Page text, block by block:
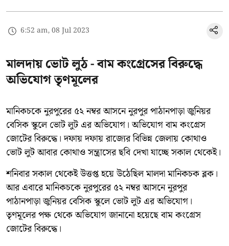
6:52 am, 08 Jul 2023
মালদায় ভোট লুঠ - বাম কংগ্রেসের বিরুদ্ধে
অভিযোগ তৃণমূলের
মানিকচকে নুরপুরের ৫২ নম্বর আসনে নুরপুর পাঠানপাড়া জুনিয়র
বেসিক স্কুলে ভোট লুট এর অভিযোগ। অভিযোগ বাম কংগ্রেস
জোটের বিরুদ্ধে। দফায় দফায় রাজ্যের বিভিন্ন জেলায় কোথাও
ভোট লুট আবার কোথাও সন্ত্রাসের ছবি দেখা যাচ্ছে সকাল থেকেই।
শনিবার সকাল থেকেই উত্তপ্ত হয়ে উঠেছিল মালদা মানিকচক ব্লক।
আর এবারে মানিকচকে নুরপুরের ৫২ নম্বর আসনে নুরপুর
পাঠানপাড়া জুনিয়র বেসিক স্কুলে ভোট লুট এর অভিযোগ।
তৃণমূলের পক্ষ থেকে অভিযোগ জানানো হয়েছে বাম কংগ্রেস
জোটের বিরুদ্ধে।